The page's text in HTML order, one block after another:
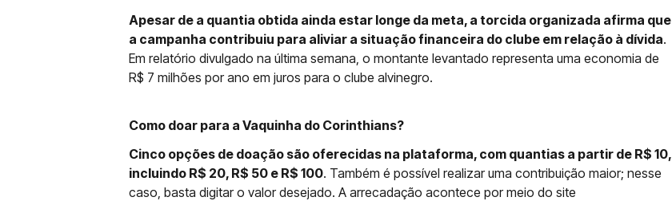
Apesar de a quantia obtida ainda estar longe da meta, a torcida organizada afirma que
a campanha contribuiu para aliviar a situação financeira do clube em relação à dívida.
Em relatório divulgado na última semana, o montante levantado representa uma economia de
R$ 7 milhões por ano em juros para o clube alvinegro.
Como doar para a Vaquinha do Corinthians?
Cinco opções de doação são oferecidas na plataforma, com quantias a partir de R$ 10,
incluindo R$ 20, R$ 50 e R$ 100. Também é possível realizar uma contribuição maior; nesse
caso, basta digitar o valor desejado. A arrecadação acontece por meio do site